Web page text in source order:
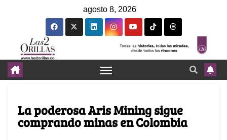
agosto 8, 2026
La poderosa Aris Mining sigue
comprando minas en Colombia